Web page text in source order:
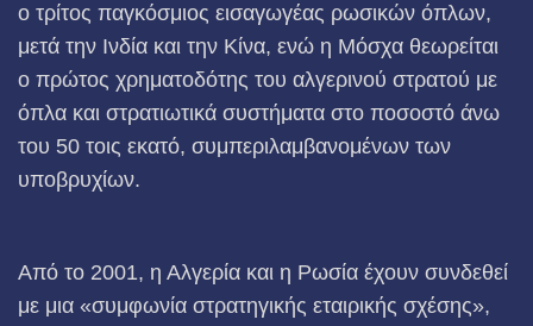
ο τρίτος παγκόσμιος εισαγωγέας ρωσικών όπλων,
μετά την Ινδία και την Κίνα, ενώ η Μόσχα θεωρείται
ο πρώτος χρηματοδότης του αλγερινού στρατού με
όπλα και στρατιωτικά συστήματα στο ποσοστό άνω
του 50 τοις εκατό, συμπεριλαμβανομένων των
υποβρυχίων.
Από το 2001, η Αλγερία και η Ρωσία έχουν συνδεθεί
με μια «συμφωνία στρατηγικής εταιρικής σχέσης»,